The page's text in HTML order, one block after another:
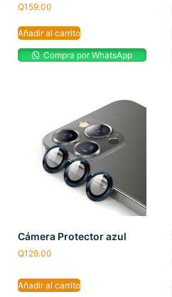
Q159.00
Añadir al carrito
Compra por WhatsApp
Cámera Protector azul
Q129.00
Añadir al carrito